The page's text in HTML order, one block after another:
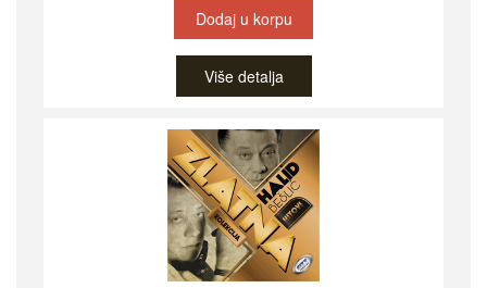
Dodaj u korpu
Više detalja